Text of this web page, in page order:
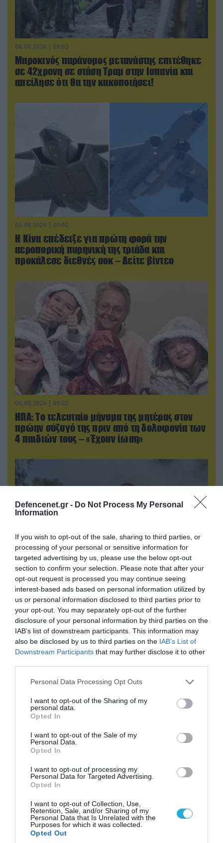
Defencenet.gr - Do Not Process My Personal
Information
If you wish to opt-out of the sale, sharing to third parties, or
processing of your personal or sensitive information for
targeted advertising by us, please use the below opt-out
section to confirm your selection. Please note that after your
opt-out request is processed you may continue seeing
interest-based ads based on personal information utilized by
us or personal information disclosed to third parties prior to
your opt-out. You may separately opt-out of the further
disclosure of your personal information by third parties on the
IAB’s list of downstream participants. This information may
also be disclosed by us to third parties on the IAB’s List of
Downstream Participants that may further disclose it to other
Please note that this website/app uses one or more Google
not limited to your visit or usage behaviour. You may click to
grant or deny consent to Google and its third-party tags to
use your data for below specified purposes in below Google
consent section.
Personal Data Processing Opt Outs
I want to opt-out of the Sharing of my
personal data.
Opted In
I want to opt-out of the Sale of my
Personal Data.
Opted In
I want to opt-out of processing my
Personal Data for Targeted Advertising.
Opted In
I want to opt-out of Collection, Use,
Retention, Sale, and/or Sharing of my
Personal Data that Is Unrelated with the
Purposes for which it was collected.
Opted Out
06.08.2026 | 09:03
Μαροκινός παράνομος μετανάστης επιτέθηκε
σε 42χρονη σε στάση Τραμ στην Ισπανία και
απείλησε ότι θα την κακοποιήσει!
05.08.2026 | 20:02
Η Κίνα επέδειξε για πρώτη φορά την
αεροπορική πυρηνική της τριάδα και
προκάλεσε διεθνές σοκ – Δείτε βίντεο
06.08.2026 | 09:02
ΗΠΑ: Το τελευταίο μήνυμα της μητέρας στον
πρώην σύζυγό της πριν από τη δολοφονία των
4 παιδιών τους – «Έχουν ίωση»
05.08.2026 | 22:02
Αδειάζουν το Κραματόρσκ οι Ουκρανοί:
Έκτακτη εκκένωση στην πόλη μετά την
αιφνιδιαστική προώθηση των Ρώσων (βίντεο)
Ουκρανία: Αποκαλύφθηκε ο αριθμός των
ξένων εθελοντών που πολεμούν για το Κίεβο
ΠΟΛΙΤΙΚΗ